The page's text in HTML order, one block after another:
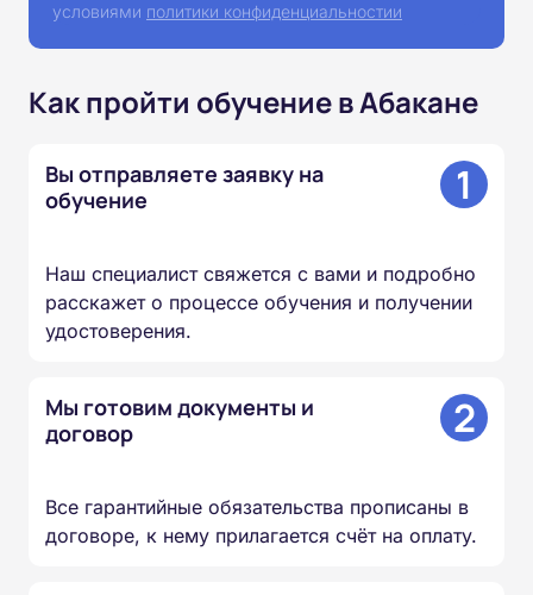
условиями политики конфиденциальностии
Как пройти обучение в Абакане
Вы отправляете заявку на
обучение
1
Наш специалист свяжется с вами и подробно
расскажет о процессе обучения и получении
удостоверения.
Мы готовим документы и
договор
2
Все гарантийные обязательства прописаны в
договоре, к нему прилагается счёт на оплату.